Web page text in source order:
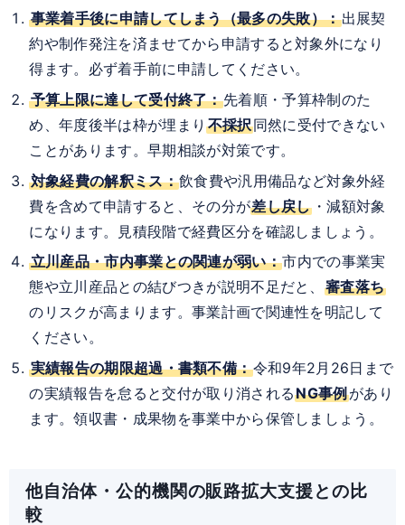
事業着手後に申請してしまう（最多の失敗）：出展契
約や制作発注を済ませてから申請すると対象外になり
得ます。必ず着手前に申請してください。
予算上限に達して受付終了：先着順・予算枠制のた
め、年度後半は枠が埋まり不採択同然に受付できない
ことがあります。早期相談が対策です。
対象経費の解釈ミス：飲食費や汎用備品など対象外経
費を含めて申請すると、その分が差し戻し ・減額対象
になります。見積段階で経費区分を確認しましょう。
立川産品・市内事業との関連が弱い：市内での事業実
態や立川産品との結びつきが説明不足だと、 審査落ち
のリスクが高まります。事業計画で関連性を明記して
ください。
実績報告の期限超過・書類不備：令和9年2月26日まで
の実績報告を怠ると交付が取り消されるNG事例があり
ます。領収書・成果物を事業中から保管しましょう。
他自治体・公的機関の販路拡大支援との比
較